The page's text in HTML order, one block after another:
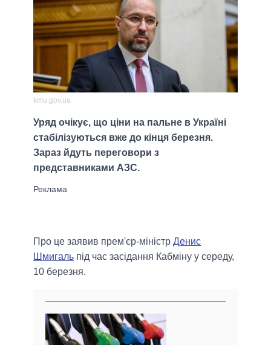
kmu.gov.ua
Уряд очікує, що ціни на пальне в Україні
стабілізуються вже до кінця березня.
Зараз йдуть переговори з
представниками АЗС.
Про це заявив прем'єр-міністр Денис
Шмигаль під час засідання Кабміну у середу,
10 березня.